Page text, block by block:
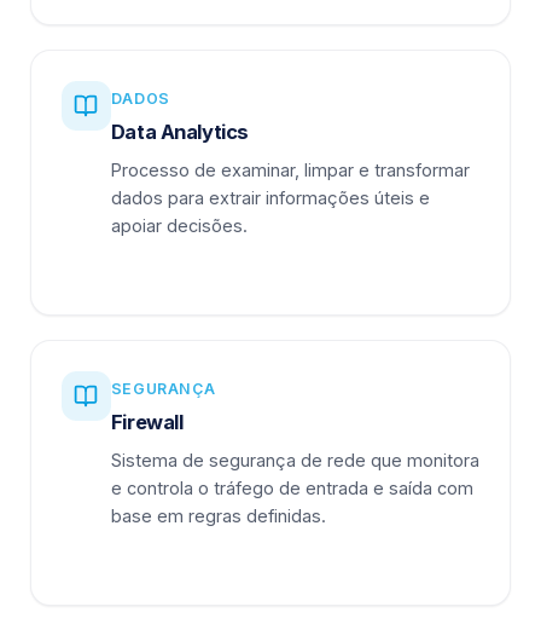
DADOS
Data Analytics
Processo de examinar, limpar e transformar
dados para extrair informações úteis e
apoiar decisões.
SEGURANÇA
Firewall
Sistema de segurança de rede que monitora
e controla o tráfego de entrada e saída com
base em regras definidas.